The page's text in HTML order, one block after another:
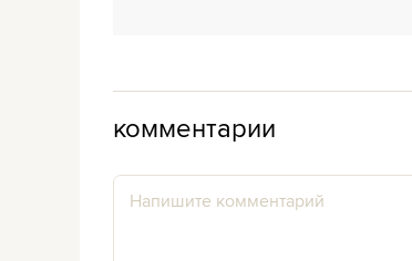
комментарии